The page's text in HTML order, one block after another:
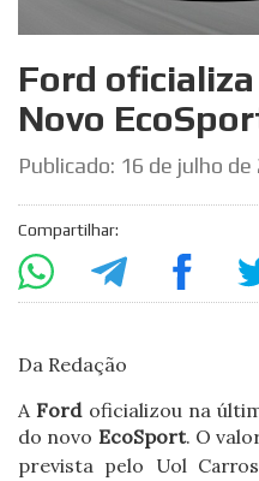
Ford
Novo
Publicado: 16 de julho de
Compartilhar:
Da Redação
A Fordoficializou na
do novo EcoSport. O
prevista pelo Uol Carros